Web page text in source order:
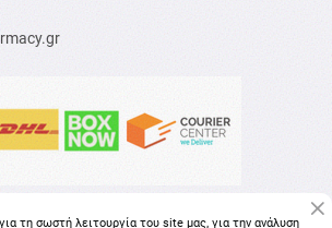
τη σωστή λειτουργία του site μας, για την ανάλυση